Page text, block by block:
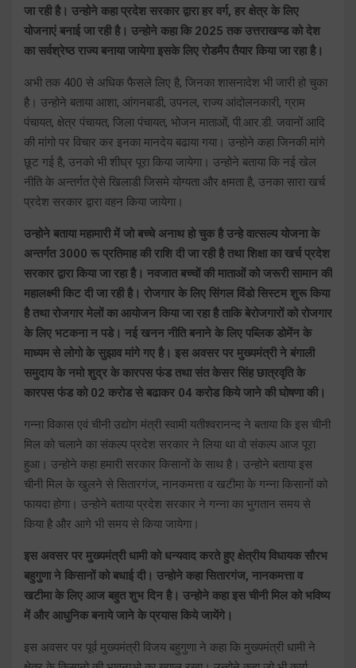
जा रही है। उन्होने कहा प्रदेश सरकार द्वारा हर वर्ग, हर क्षेत्र के लिए
योजनाएं बनाई जा रही है। उन्होने कहा कि 2025 तक उत्तराखण्ड को देश
का सर्वश्रेष्ठ राज्य बनाया जायेगा इसके लिए रोडमैप तैयार किया जा रहा है।
अभी तक 400 से अधिक फैसले लिए है, जिनका शासनादेश भी जारी हो चुका
है। उन्होने बताया आशा, आंगनबाडी, उपनल, राज्य आंदोलनकारी, ग्राम
पंचायत, क्षेत्र पंचायत, जिला पंचायत, भोजन माताओं, पी.आर.डी. जवानों आदि
की मांगो पर विचार कर इनका मानदेय बढाया गया। उन्होने कहा जिनकी मांगे
छूट गई है, उनको भी शीघ्र पूरा किया जायेगा। उन्होने बताया कि नई खेल
नीति के अन्तर्गत ऐसे खिलाडी जिसमे योग्यता और क्षमता है, उनका सारा खर्च
प्रदेश सरकार द्वारा वहन किया जायेगा।
उन्होने बताया महामारी में जो बच्चे अनाथ हो चुक है उन्हे वात्सल्य योजना के
अन्तर्गत 3000 रू प्रतिमाह की राशि दी जा रही है तथा शिक्षा का खर्च प्रदेश
सरकार द्वारा किया जा रहा है। नवजात बच्चों की माताओं को जरूरी सामान की
महालक्ष्मी किट दी जा रही है। रोजगार के लिए सिंगल विंडो सिस्टम शुरू किया
है तथा रोजगार मेलों का आयोजन किया जा रहा है ताकि बेरोजगारों को रोजगार
के लिए भटकना न पडे। नई खनन नीति बनाने के लिए पब्लिक डोमेंन के
माध्यम से लोगो के सुझाव मांगे गए है। इस अवसर पर मुख्यमंत्री ने बंगाली
समुदाय के नमो शुद्र के कारपस फंड तथा संत केसर सिंह छात्रवृति के
कारपस फंड को 02 करोड से बढाकर 04 करोड किये जाने की घोषणा की।
गन्ना विकास एवं चीनी उद्योग मंत्री स्वामी यतीश्वरानन्द ने बताया कि इस चीनी
मिल को चलाने का संकल्प प्रदेश सरकार ने लिया था वो संकल्प आज पूरा
हुआ। उन्होने कहा हमारी सरकार किसानों के साथ है। उन्होने बताया इस
चीनी मिल के खुलने से सितारगंज, नानकमत्ता व खटीमा के गन्ना किसानों को
फायदा होगा। उन्होने बताया प्रदेश सरकार ने गन्ना का भुगतान समय से
किया है और आगे भी समय से किया जायेगा।
इस अवसर पर मुख्यमंत्री धामी को धन्यवाद करते हुए क्षेत्रीय विधायक सौरभ
बहुगुणा ने किसानों को बधाई दी। उन्होने कहा सितारगंज, नानकमत्ता व
खटीमा के लिए आज बहुत शुभ दिन है। उन्होने कहा इस चीनी मिल को भविष्य
में और आधुनिक बनाये जाने के प्रयास किये जायेंगे।
इस अवसर पर पूर्व मुख्यमंत्री विजय बहुगुणा ने कहा कि मुख्यमंत्री धामी ने